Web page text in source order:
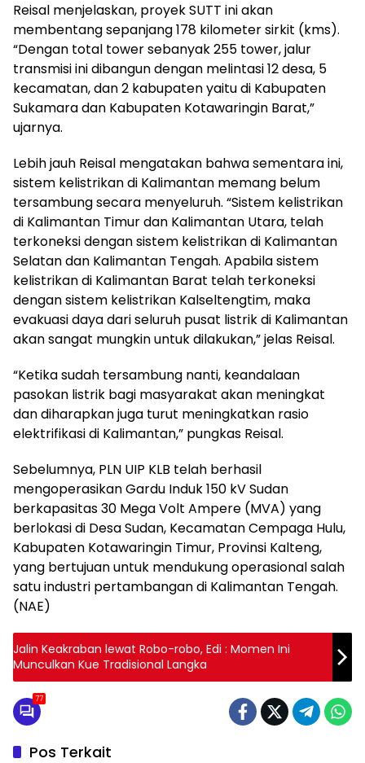
Reisal menjelaskan, proyek SUTT ini akan
membentang sepanjang 178 kilometer sirkit (kms).
“Dengan total tower sebanyak 255 tower, jalur
transmisi ini dibangun dengan melintasi 12 desa, 5
kecamatan, dan 2 kabupaten yaitu di Kabupaten
Sukamara dan Kabupaten Kotawaringin Barat,”
ujarnya.
Lebih jauh Reisal mengatakan bahwa sementara ini,
sistem kelistrikan di Kalimantan memang belum
tersambung secara menyeluruh. “Sistem kelistrikan
di Kalimantan Timur dan Kalimantan Utara, telah
terkoneksi dengan sistem kelistrikan di Kalimantan
Selatan dan Kalimantan Tengah. Apabila sistem
kelistrikan di Kalimantan Barat telah terkoneksi
dengan sistem kelistrikan Kalseltengtim, maka
evakuasi daya dari seluruh pusat listrik di Kalimantan
akan sangat mungkin untuk dilakukan,” jelas Reisal.
“Ketika sudah tersambung nanti, keandalaan
pasokan listrik bagi masyarakat akan meningkat
dan diharapkan juga turut meningkatkan rasio
elektrifikasi di Kalimantan,” pungkas Reisal.
Sebelumnya, PLN UIP KLB telah berhasil
mengoperasikan Gardu Induk 150 kV Sudan
berkapasitas 30 Mega Volt Ampere (MVA) yang
berlokasi di Desa Sudan, Kecamatan Cempaga Hulu,
Kabupaten Kotawaringin Timur, Provinsi Kalteng,
yang bertujuan untuk mendukung operasional salah
satu industri pertambangan di Kalimantan Tengah.
(NAE)
Jalin Keakraban lewat Robo-robo, Edi : Momen Ini
Munculkan Kue Tradisional Langka
77
Pos Terkait